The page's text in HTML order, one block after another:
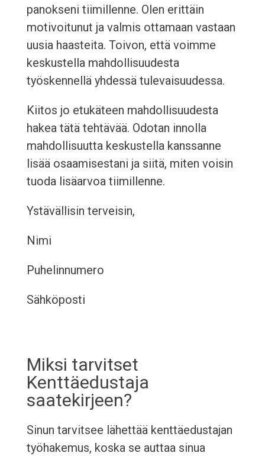
panokseni tiimillenne. Olen erittäin
motivoitunut ja valmis ottamaan vastaan
uusia haasteita. Toivon, että voimme
keskustella mahdollisuudesta
työskennellä yhdessä tulevaisuudessa.
Kiitos jo etukäteen mahdollisuudesta
hakea tätä tehtävää. Odotan innolla
mahdollisuutta keskustella kanssanne
lisää osaamisestani ja siitä, miten voisin
tuoda lisäarvoa tiimillenne.
Ystävällisin terveisin,
Nimi
Puhelinnumero
Sähköposti
Miksi tarvitset
Kenttäedustaja
saatekirjeen?
Sinun tarvitsee lähettää kenttäedustajan
työhakemus, koska se auttaa sinua